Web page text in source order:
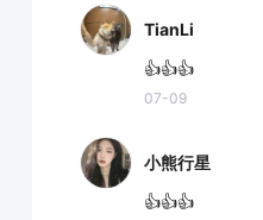
TianLi
👍👍👍
07-09
小熊行星
👍👍👍